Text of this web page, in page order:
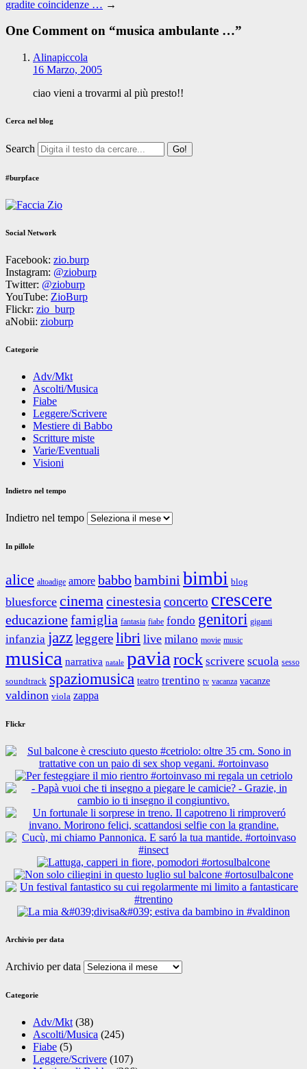
gradite coincidenze … →
One Comment on “musica ambulante …”
Alinapiccola
16 Marzo, 2005
ciao vieni a trovarmi al più presto!!
Cerca nel blog
Search
#burpface
Social Network
Facebook: zio.burp
Instagram: @zioburp
Twitter: @zioburp
YouTube: ZioBurp
Flickr: zio_burp
aNobii: zioburp
Categorie
Adv/Mkt
Ascolti/Musica
Fiabe
Leggere/Scrivere
Mestiere di Babbo
Scritture miste
Varie/Eventuali
Visioni
Indietro nel tempo
Indietro nel tempo
In pillole
alice altoadige amore babbobambini bimbi blog
bluesforce cinema cinestesia concerto crescere
educazionefamiglia fantasia fiabe fondo genitori giganti
infanzia jazzleggerelibri live milano movie music
musica narrativa natale pavia rock scrivere scuola sesso
soundtrack spaziomusica teatro trentino tv vacanza vacanze
valdinon viola zappa
Flickr
Archivio per data
Archivio per data
Categorie
Adv/Mkt (38)
Ascolti/Musica (245)
Fiabe (5)
Leggere/Scrivere (107)